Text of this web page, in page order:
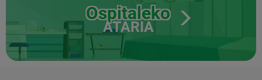
Ospitaleko
ATARIA